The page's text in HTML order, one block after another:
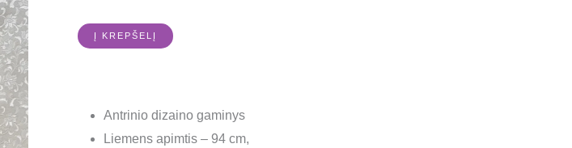
Į KREPŠELĮ
Antrinio dizaino gaminys
Liemens apimtis – 94 cm,